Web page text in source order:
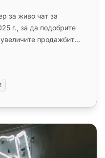
за живо чат за
г., за да подобрите
продажбите
Определение,